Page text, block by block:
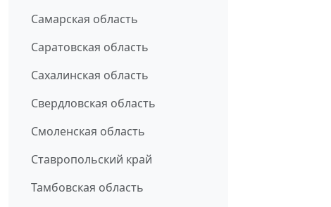
Самарская область
Саратовская область
Сахалинская область
Свердловская область
Смоленская область
Ставропольский край
Тамбовская область